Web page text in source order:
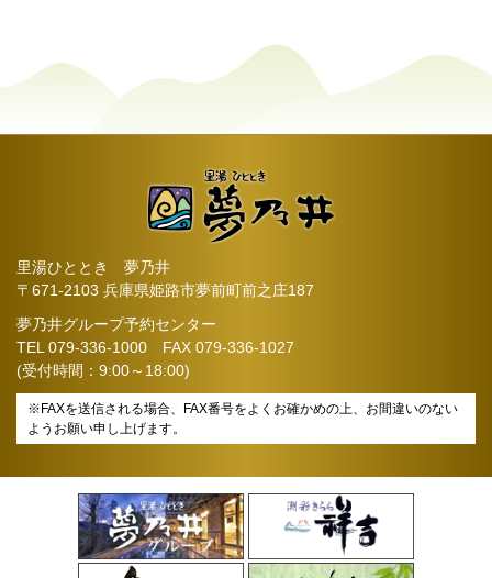
里湯ひととき 夢乃井
〒671-2103 兵庫県姫路市夢前町前之庄187
夢乃井グループ予約センター
TEL 079-336-1000 FAX 079-336-1027
(受付時間：9:00～18:00)
※FAXを送信される場合、FAX番号をよくお確かめの上、お間違いのない
ようお願い申し上げます。